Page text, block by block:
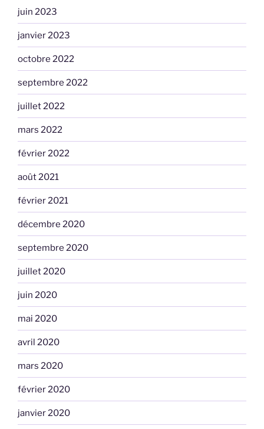
juin 2023
janvier 2023
octobre 2022
septembre 2022
juillet 2022
mars 2022
février 2022
août 2021
février 2021
décembre 2020
septembre 2020
juillet 2020
juin 2020
mai 2020
avril 2020
mars 2020
février 2020
janvier 2020